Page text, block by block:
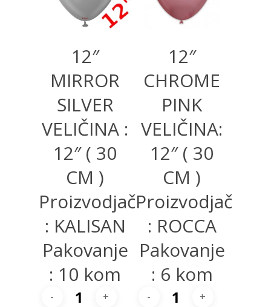
12″
MIRROR
SILVER
VELIČINA :
12″ ( 30
CM )
Proizvodjač
: KALISAN
Pakovanje
: 10 kom
12″
CHROME
PINK
VELIČINA:
12″ ( 30
CM )
Proizvodjač
: ROCCA
Pakovanje
: 6 kom